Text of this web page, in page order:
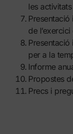
les
Presentació
de
Presentació
per a la
Informe
Propostes
Precs i